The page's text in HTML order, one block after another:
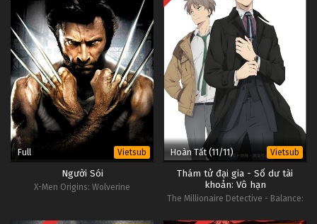
Full Vietsub
Người Sói
X-Men Origins: Wolverine
Hoàn Tất (11/11) Vietsub
Thám tử đại gia - Số dư tài
khoản: Vô hạn
The Millionaire Detective - Balance: